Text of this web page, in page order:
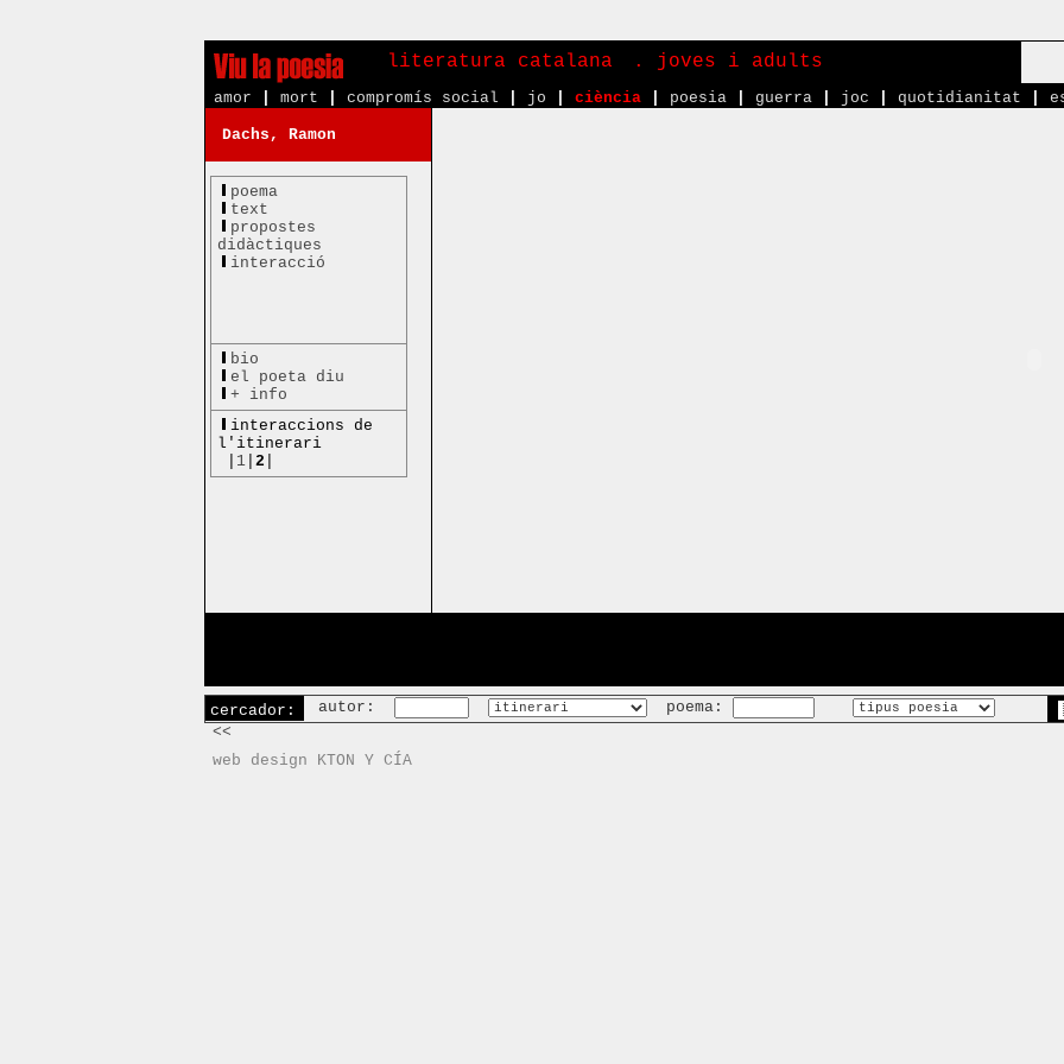
literatura catalana . joves i adults
amor
mort compromís social jo ciència poesia guerra joc quotidianitat
Dachs, Ramon
poema
text
propostes
didàctiques
interacció
bio
el poeta diu
+ info
interaccions de
l'itinerari
1 2
cercador: autor: poema:
<<
web design KTON Y CÍA